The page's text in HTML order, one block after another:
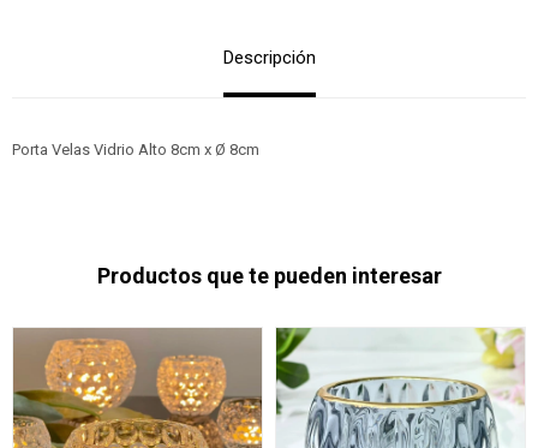
Descripción
Porta Velas Vidrio Alto 8cm x Ø 8cm
Productos que te pueden interesar